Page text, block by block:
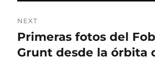
NEXT
Next
post:
Primeras fotos del
Grunt desde la órbita